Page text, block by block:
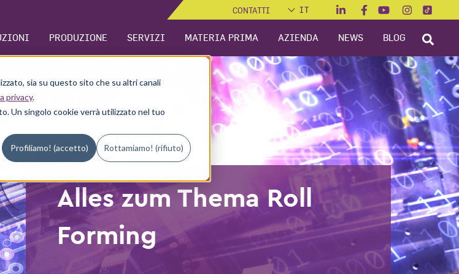
sia su questo sito che su altri canali
privacy.
Un singolo cookie verrà utilizzato nel tuo
Profiliamo! (accetto) Rottamiamo! (rifiuto)
CONTATTI
PRODUZIONE SERVIZI MATERIA PRIMA AZIENDA NEWS BLOG
Alles zum Thema Roll
Forming